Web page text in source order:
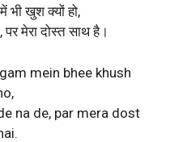
भी खुश क्यों हो,
मेरा दोस्त साथ है।
mein bhee khush
na de, par mera dost